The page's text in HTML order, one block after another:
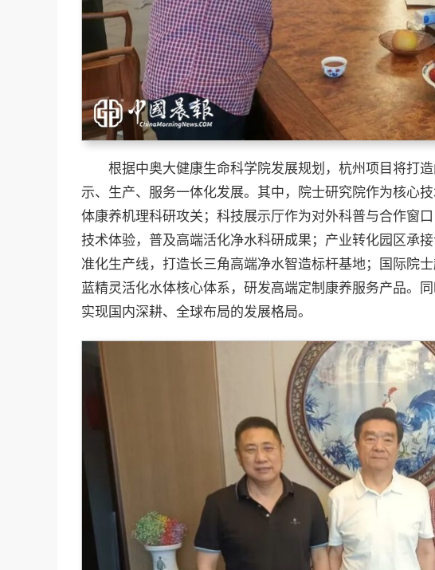
根据中奥大健康生命科学院发展规划，杭州项目将打
示、生产、服务一体化发展。其中，院士研究院作为核心
体康养机理科研攻关；科技展示厅作为对外科普与合作窗
技术体验，普及高端活化净水科研成果；产业转化园区承
准化生产线，打造长三角高端净水智造标杆基地；国际院
蓝精灵活化水体核心体系，研发高端定制康养服务产品。
实现国内深耕、全球布局的发展格局。